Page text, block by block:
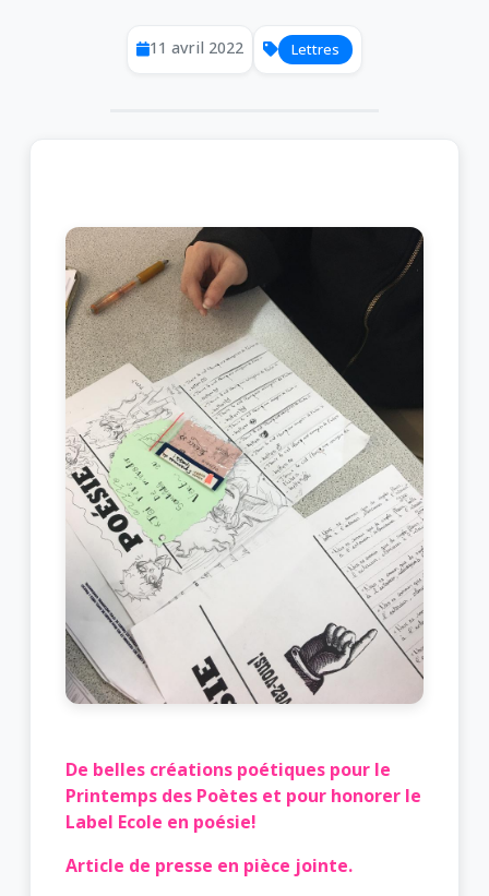
11 avril 2022 Lettres
De belles créations poétiques pour le
Printemps des Poètes et pour honorer le
Label Ecole en poésie!
Article de presse en pièce jointe.